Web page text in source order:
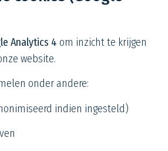
Analytics 4 om inzicht te krijgen
website.
onder andere:
indien ingesteld)